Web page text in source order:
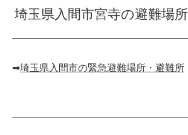
埼玉県入間市宮寺の避難場所
➡︎埼玉県入間市の緊急避難場所・避難所